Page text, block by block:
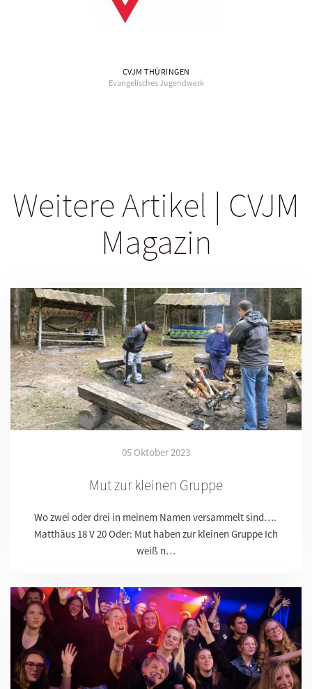
CVJM THÜRINGEN
Evangelisches Jugendwerk
Weitere Artikel | CVJM
Magazin
05 Oktober 2023
Mut zur kleinen Gruppe
Wo zwei oder drei in meinem Namen versammelt sind….
Matthäus 18 V 20 Oder: Mut haben zur kleinen Gruppe Ich
weiß n…